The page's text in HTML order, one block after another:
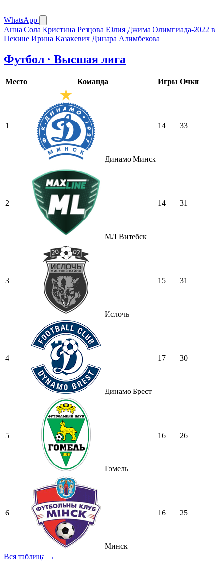
WhatsApp
Анна Сола Кристина Резцова Юлия Джима Олимпиада-2022 в
Пекине Ирина Казакевич Динара Алимбекова
Футбол · Высшая лига
Место Команда Игры Очки
1
Динамо Минск
14 33
2
МЛ Витебск
14 31
3
Ислочь
15 31
4
Динамо Брест
17 30
5
Гомель
16 26
6
Минск
16 25
Вся таблица →